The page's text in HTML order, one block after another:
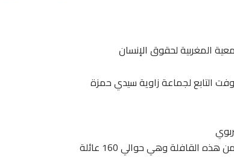
المغربية لحقوق الإنسان
وهي حوالي 160 عائلة